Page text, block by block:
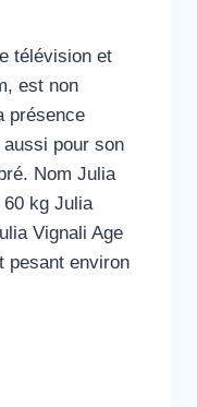
télévision et
est non
présence
pour son
Nom Julia
kg Julia
Vignali Age
pesant environ